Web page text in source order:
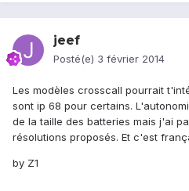
jeef
Posté(e) 3 février 2014
Les modèles crosscall pourrait
sont ip 68 pour certains.
de la taille des batteries mais j'ai
résolutions proposés. Et c'est
by Z1